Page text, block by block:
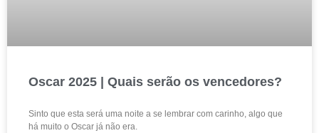
Oscar 2025 | Quais serão os vencedores?
Sinto que esta será uma noite a se lembrar com carinho, algo que
há muito o Oscar já não era.